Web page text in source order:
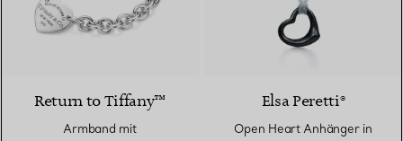
Return to Tiffany™
Armband mit
Elsa Peretti®
Open Heart Anhänger in